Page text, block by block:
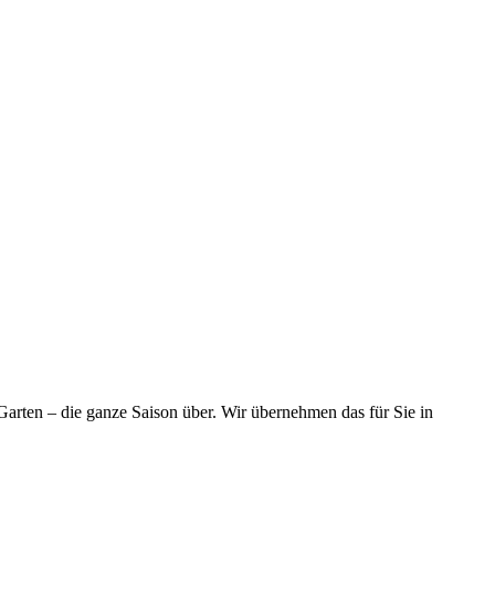
– die ganze Saison über. Wir übernehmen das für Sie in